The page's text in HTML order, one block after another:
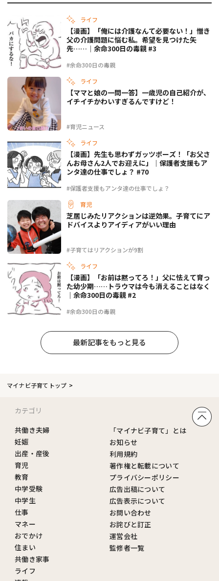
ライフ
#余命300日の毒親
【漫画】「俺には介護なんて必要ない！」憎き
父の介護問題に悩む私。希望を見つけた矢
先……｜余命300日の毒親 #3
ライフ
#育児ニュース
【ママと娘の一問一答】一歳児の自己紹介が、
イチイチかわいすぎるんですけど！
ライフ
#保護者支援もアンタ達の仕事でしょ？
【漫画】先生も思わずガッツポーズ！「お父さ
んお母さん2人でお迎えに」｜保護者支援もア
ンタ達の仕事でしょ？ #70
育児
#子育てはリアクションが9割
芝居じみたリアクションは逆効果。子育てにア
ドバイスよりアイディアがいい理由
ライフ
#余命300日の毒親
【漫画】「お前は黙ってろ！」父に怯えて育っ
た幼少期……トラウマは今も消えることはなく
｜余命300日の毒親 #2
最新記事をもっと見る
マイナビ子育てトップ
カテゴリ
共働き夫婦
妊娠
出産・産後
育児
教育
中学受験
中学生
仕事
マネー
おでかけ
住まい
共働き家事
ライフ
「マイナビ子育て」とは
お知らせ
利用規約
著作権と転載について
プライバシーポリシー
広告出稿について
広告表示について
お問い合わせ
お詫びと訂正
運営会社
監修者一覧